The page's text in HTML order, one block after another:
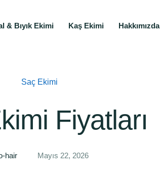
& Bıyık Ekimi Kaş Ekimi Hakkımızda
Saç Ekimi
Fiyatları
hair Mayıs 22, 2026